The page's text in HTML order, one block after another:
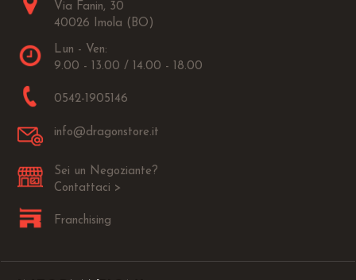
Via Fanin, 30
40026 Imola (BO)
Lun - Ven:
9.00 - 13.00 / 14.00 - 18.00
0542-1905146
info@dragonstore.it
Sei un Negoziante?
Contattaci >
Franchising